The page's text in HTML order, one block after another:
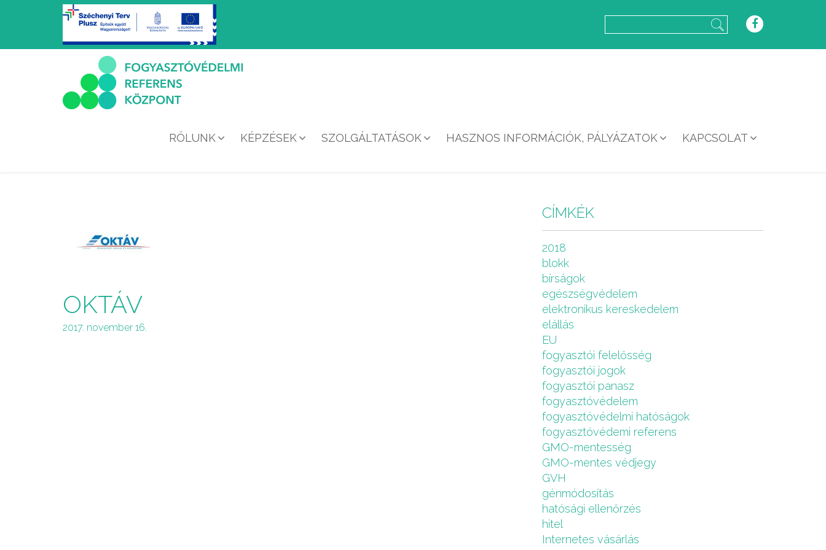
RÓLUNK KÉPZÉSEK SZOLGÁLTATÁSOK HASZNOS INFORMÁCIÓK, PÁLYÁZATOK KAPCSOLAT
OKTÁV
2017. november 16.
CÍMKÉK
2018
blokk
bírságok
egészségvédelem
elektronikus kereskedelem
elállás
EU
fogyasztói felelősség
fogyasztói jogok
fogyasztói panasz
fogyasztóvédelem
fogyasztóvédelmi hatóságok
fogyasztóvédemi referens
GMO-mentesség
GMO-mentes védjegy
GVH
génmódosítás
hatósági ellenőrzés
hitel
Internetes vásárlás